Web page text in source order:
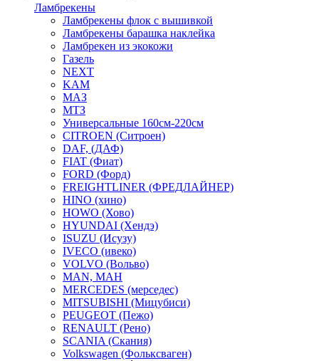
Ламбрекены
Ламбрекены флок с вышивкой
Ламбрекены барашка наклейка
Ламбрекен из экокожи
Газель
NEXT
KAM
МАЗ
МТЗ
Универсальные 160см-220см
CITROEN (Ситроен)
DAF, (ДАФ)
FIAT (Фиат)
FORD (Форд)
FREIGHTLINER (ФРЕДЛАЙНЕР)
HINO (хино)
HOWO (Хово)
HYUNDAI (Хендэ)
ISUZU (Исузу)
IVECO (ивеко)
VOLVO (Вольво)
MAN, МАН
MERCEDES (мерседес)
MITSUBISHI (Мицубиси)
PEUGEOT (Пежо)
RENAULT (Рено)
SCANIA (Скания)
Volkswagen (Фольксваген)